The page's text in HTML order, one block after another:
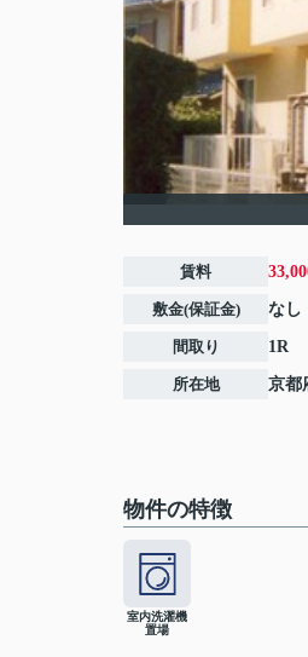
賃料
敷金(保証金) なし
間取り 1R
所在地 京都
物件の特徴
室内洗濯機
置場